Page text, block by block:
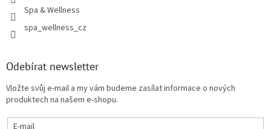
Spa & Wellness
spa_wellness_cz
Odebírat newsletter
Vložte svůj e-mail a my vám budeme zasílat informace o nových
produktech na našem e-shopu.